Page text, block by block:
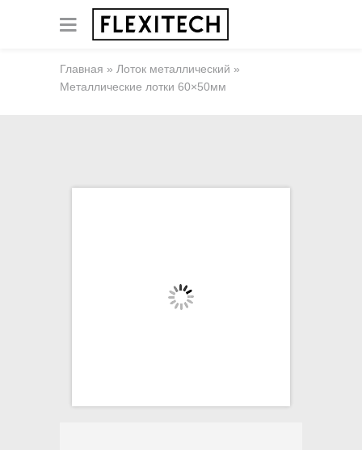
Главная » Лоток металлический »
Металлические лотки 60×50мм